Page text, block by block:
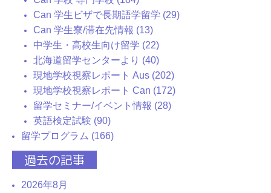
Can 学生ビザで長期語学留学 (29)
Can 学生寮/滞在先情報 (13)
中学生・高校生向け留学 (22)
北海道留学センターより (40)
現地学校視察レポート Aus (202)
現地学校視察レポート Can (172)
留学セミナー/イベント情報 (28)
英語検定試験 (90)
留学プログラム (166)
過去の記事
2026年8月